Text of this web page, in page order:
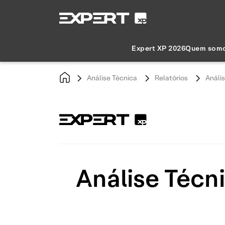
Expert XP 2026Quem
Análise Técnica Relatórios
Análise